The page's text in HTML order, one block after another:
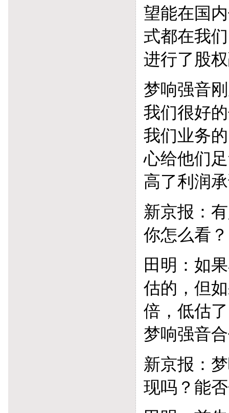
望能在国
式都在我
进行了股
梦响强音
我们很好
我们业务
心给他们
高了利润
新京报：
你怎么看？
田明：如
估的，但
倍，低估
梦响强音
新京报：
现吗？能